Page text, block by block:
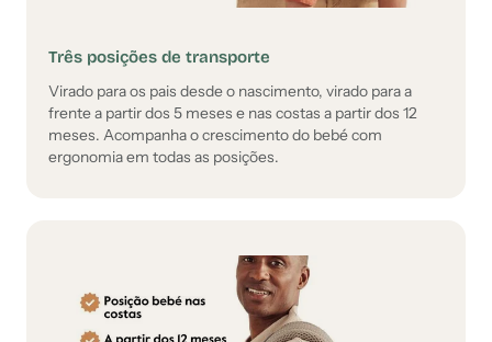
Três posições de transporte
Virado para os pais desde o nascimento, virado para a
frente a partir dos 5 meses e nas costas a partir dos 12
meses. Acompanha o crescimento do bebé com
ergonomia em todas as posições.